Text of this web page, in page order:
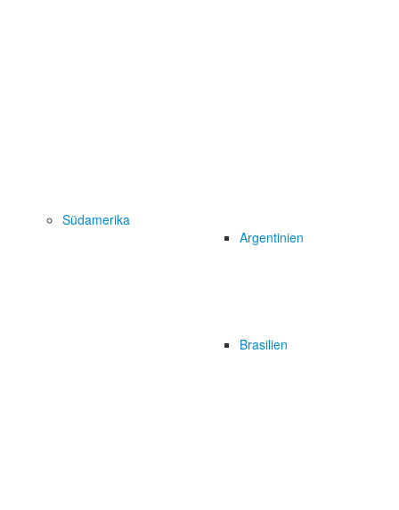
Südamerika
Argentinien
Brasilien